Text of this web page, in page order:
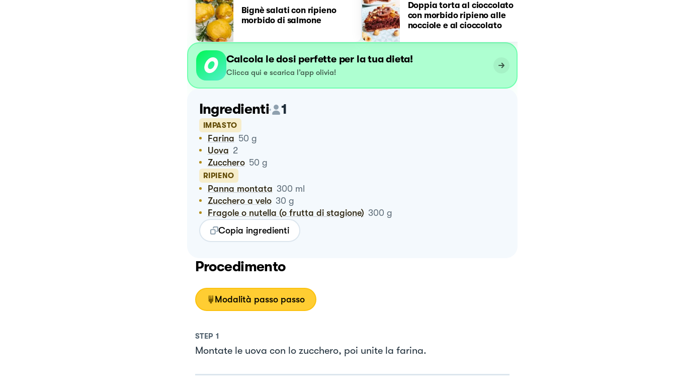
Bignè salati con ripieno
morbido di salmone
Doppia torta al cioccolato
con morbido ripieno alle
nocciole e al cioccolato
Calcola le dosi perfette per la tua dieta!
Clicca qui e scarica l’app olivia!
Ingredienti 1
IMPASTO
Farina 50 g
Uova 2
Zucchero 50 g
RIPIENO
Panna montata 300 ml
Zucchero a velo 30 g
Fragole o nutella (o frutta di stagione) 300 g
Copia ingredienti
Procedimento
Modalità passo passo
STEP 1
Montate le uova con lo zucchero, poi unite la farina.